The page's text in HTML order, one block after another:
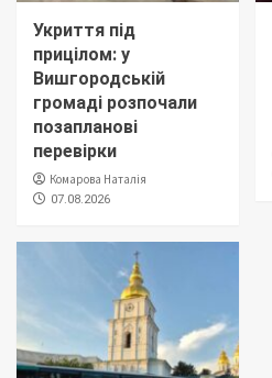
Укриття під
прицілом: у
Вишгородській
громаді розпочали
позапланові
перевірки
Комарова Наталія
07.08.2026